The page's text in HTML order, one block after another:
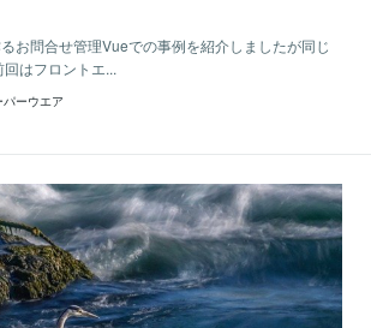
お問合せ管理Vueでの事例を紹介しましたが同じ
はフロントエ...
ーウエア